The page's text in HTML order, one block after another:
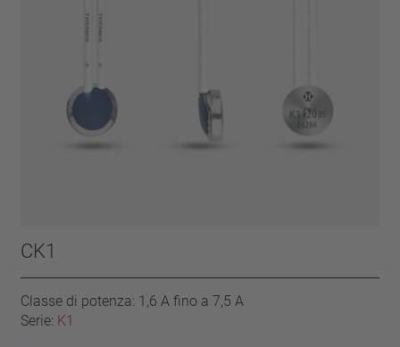
CK1
Classe di potenza: 1,6 A fino a 7,5 A
Serie: K1